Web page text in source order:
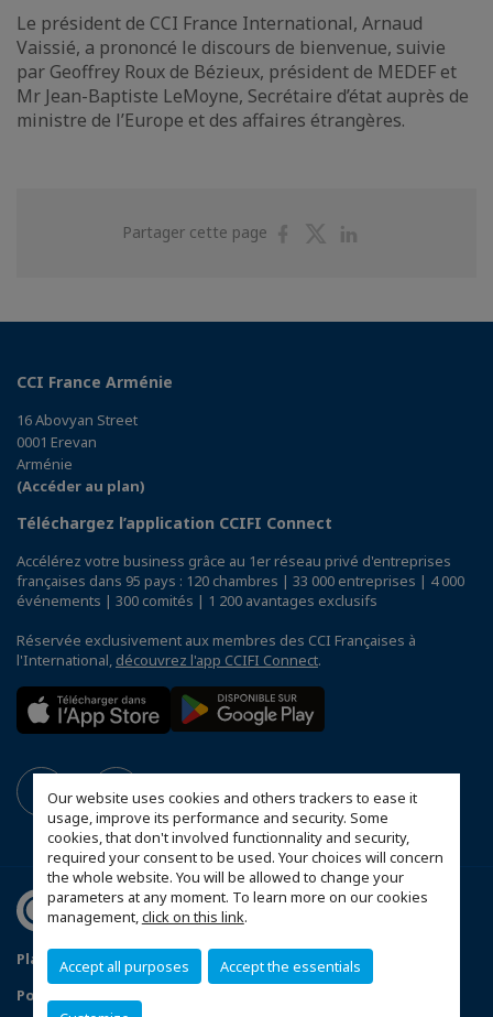
Our website uses cookies and others trackers to ease it
usage, improve its performance and security. Some
cookies, that don't involved functionnality and security,
required your consent to be used. Your choices will concern
the whole website. You will be allowed to change your
parameters at any moment. To learn more on our cookies
management,click on this link.
Accept all purposes Accept the essentials
Le président de CCI France International, Arnaud
Vaissié, a prononcé le discours de bienvenue, suivie
par Geoffrey Roux de Bézieux, président de MEDEF et
Mr Jean-Baptiste LeMoyne, Secrétaire d’état auprès de
ministre de l’Europe et des affaires étrangères.
Partager cette page
PartagerPartager
CCI France Arménie
16 Abovyan Street
0001 Erevan
Arménie
(Accéder au plan)
Téléchargez l’application CCIFI Connect
Accélérez votre business grâce au 1er réseau privé d'entreprises
françaises dans 95 pays : 120 chambres | 33 000 entreprises | 4 000
événements | 300 comités | 1 200 avantages exclusifs
Réservée exclusivement aux membres des CCI Françaises à
l'International, découvrez l'app CCIFI Connect.
Plan du site
Mentions Légales
Politique de Confidentialité